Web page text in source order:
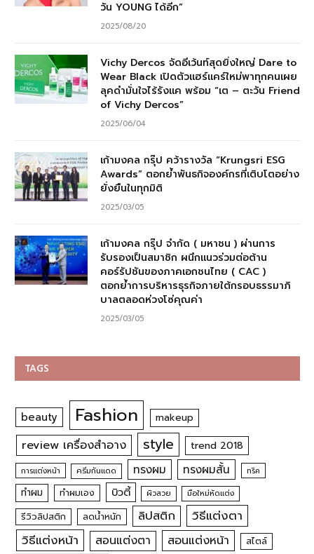
วัน YOUNG ได้อีก”
2025/08/20
Vichy Dercos จัดอีเว้นท์สุดยิ่งใหญ่ Dare to
Wear Black เปิดตัวแฮร์แคร์ใหม่พาทุกคนเผย
ลุคดำมั่นใจไร้รังแค พร้อม “เต – ตะวัน Friend
of Vichy Dercos”
2025/06/04
เก้ามงคล กรุ๊ป คว้ารางวัล “Krungsri ESG
Awards” ตอกย้ำพันธกิจองค์กรที่เติบโตอย่าง
ยั่งยืนในทุกมิติ
2025/03/05
เก้ามงคล กรุ๊ป จำกัด ( มหาชน ) ผ่านการ
รับรองเป็นสมาชิก ผนึกแนวร่วมต่อต้าน
คอร์รัปชันของภาคเอกชนไทย ( CAC )
ตอกย้ำการบริหารธุรกิจภายใต้กรอบธรรมาภิ
บาลตลอดห่วงโซ่คุณค่า
2025/03/05
TAGS
beauty Fashion makeup
review เครื่องสำอาง style trend 2018
การแต่งหน้า ครีมกันแดด ทรงผม ทรงผมสั้น ทริค
ทำผม ทำผมเอง บิวตี้ ผิวสวย มือใหม่หัดแต่ง
รีวิวลิปสติก ลดน้ำหนัก ลิปสติก
วิธีแต่งตา
วิธีแต่งหน้า
สอนแต่งตา สอนแต่งหน้า สไตล์